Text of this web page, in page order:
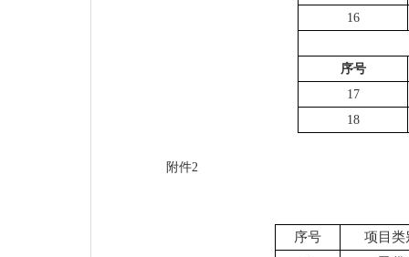
16
序号
17
18
附件2
序号
项目类